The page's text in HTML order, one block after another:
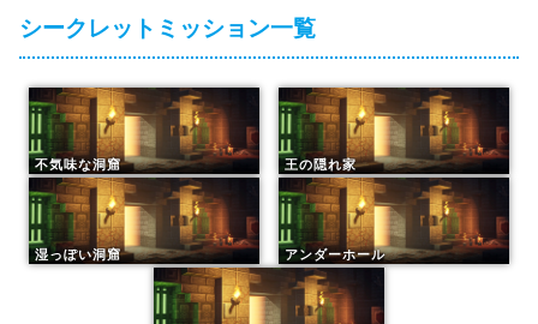
シークレットミッション一覧
不気味な洞窟 王の隠れ家
湿っぽい洞窟 アンダーホール